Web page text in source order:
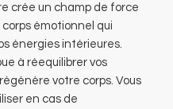
crée un champ de force
émotionnel qui
énergies intérieures.
à réequilibrer vos
votre corps. Vous
en cas de